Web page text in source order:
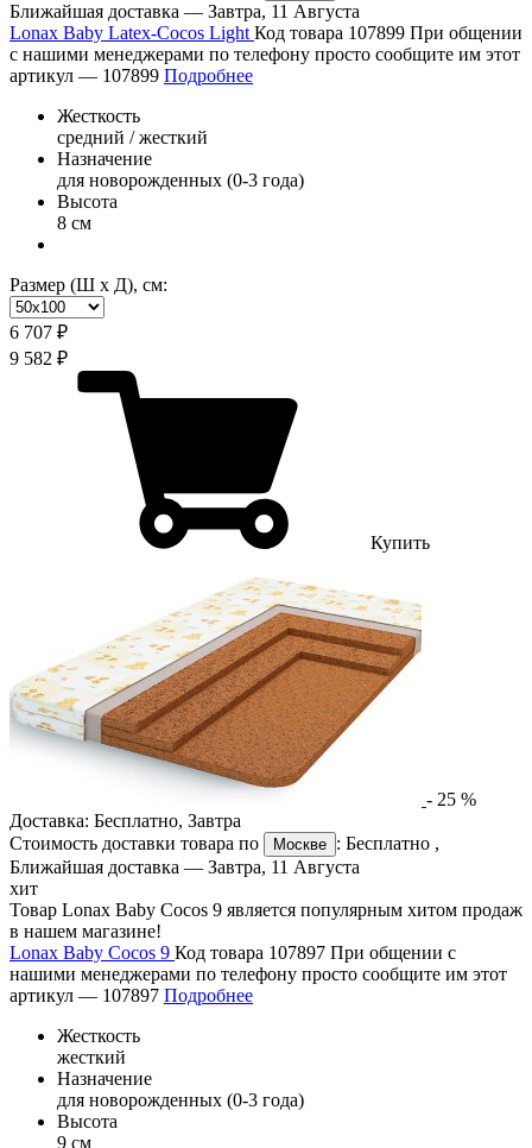
Ближайшая доставка — Завтра, 11 Августа
Lonax Baby Latex-Cocos Light Код товара 107899 При общении
с нашими менеджерами по телефону просто сообщите им этот
артикул — 107899 Подробнее
Жесткость
средний / жесткий
Назначение
для новорожденных (0-3 года)
Высота
8 см
Размер (Ш х Д), см:
6 707 ₽
9 582 ₽
Купить
- 25 %
Доставка: Бесплатно, Завтра
Стоимость доставки товара по
Москве : Бесплатно ,
Ближайшая доставка — Завтра, 11 Августа
хит
Товар Lonax Baby Cocos 9 является популярным хитом продаж
в нашем магазине!
Lonax Baby Cocos 9 Код товара 107897 При общении с
нашими менеджерами по телефону просто сообщите им этот
артикул — 107897 Подробнее
Жесткость
жесткий
Назначение
для новорожденных (0-3 года)
Высота
9 см